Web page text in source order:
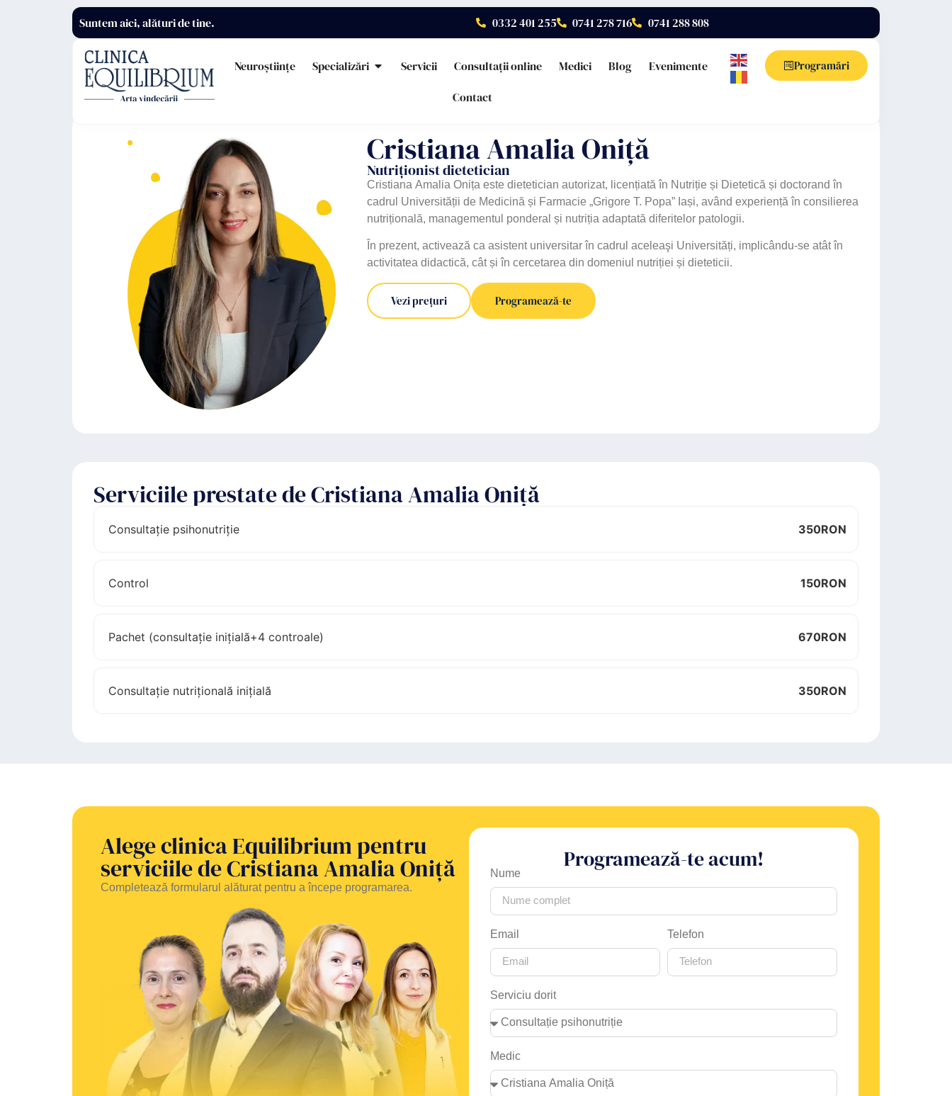
Suntem aici, alături de tine. 0332 401 255 0741 278 716 0741 288 808
Neuroștiințe Specializări Servicii Consultații online Medici Blog
Evenimente
Contact
Programări
Cristiana Amalia Oniță
Nutriționist dietetician
Cristiana Amalia Onița este dietetician autorizat, licențiată în Nutriție și Dietetică și doctorand în
cadrul Universității de Medicină și Farmacie „Grigore T. Popa” Iași, având experiență în consilierea
nutrițională, managementul ponderal și nutriția adaptată diferitelor patologii.
În prezent, activează ca asistent universitar în cadrul aceleaşi Universități, implicându-se atât în
activitatea didactică, cât și în cercetarea din domeniul nutriției și dieteticii.
Vezi prețuri Programează-te
Serviciile prestate de Cristiana Amalia Oniță
Consultație psihonutriție 350RON
Control 150RON
Pachet (consultație inițială+4 controale) 670RON
Consultație nutrițională inițială 350RON
Alege clinica Equilibrium pentru
serviciile de Cristiana Amalia Oniță
Completează formularul alăturat pentru a începe programarea.
Programează-te acum!
Nume
Email Telefon
Serviciu dorit
Medic